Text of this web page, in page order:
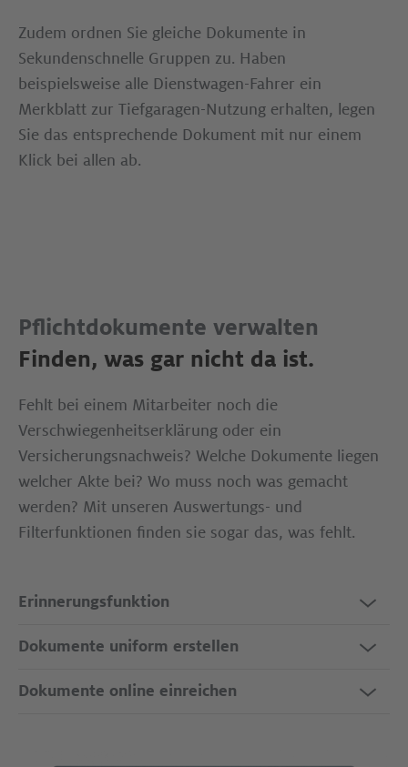
Zudem ordnen Sie gleiche Dokumente in
Sekundenschnelle Gruppen zu. Haben
beispielsweise alle Dienstwagen-Fahrer ein
Merkblatt zur Tiefgaragen-Nutzung erhalten, legen
Sie das entsprechende Dokument mit nur einem
Klick bei allen ab.
Pflichtdokumente verwalten
Finden, was gar nicht da ist​.
Fehlt bei einem Mitarbeiter noch die
Verschwiegenheitserklärung oder ein
Versicherungsnachweis? Welche Dokumente liegen
welcher Akte bei? Wo muss noch was gemacht
werden? Mit unseren Auswertungs- und
Filterfunktionen finden sie sogar das, was fehlt.
Erinnerungsfunktion
Dokumente uniform erstellen
Dokumente online einreichen